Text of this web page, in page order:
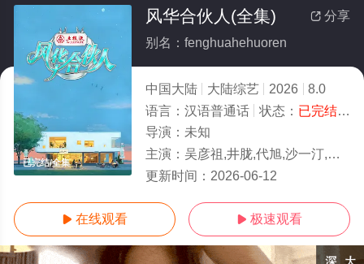
已完结/全集
 分享
风华合伙人(全集)
别名：fenghuahehuoren
中国大陆 大陆综艺 2026
8.0
语言： 汉语普通话 状态： 已完结- 免
导演： 未知
主演： 吴彦祖,井胧,代旭,沙一汀,周柯宇,常华森,董思成,谢依霖,小虎,尹子维
更新时间： 2026-06-12
 在线观看  极速观看